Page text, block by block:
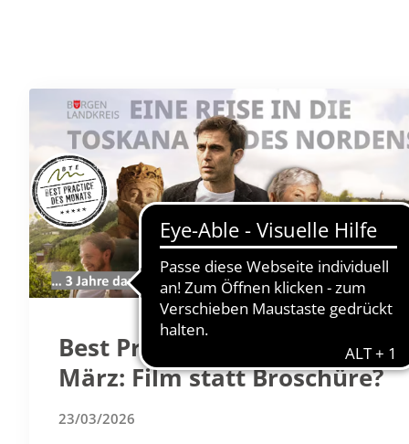
Best Practice des Monats
März: Film statt Broschüre?
23/03/2026